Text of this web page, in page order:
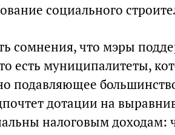
социального
сомнения, что мэры
есть муниципалитеты,
подавляющее
дотации на
налоговым доходам: